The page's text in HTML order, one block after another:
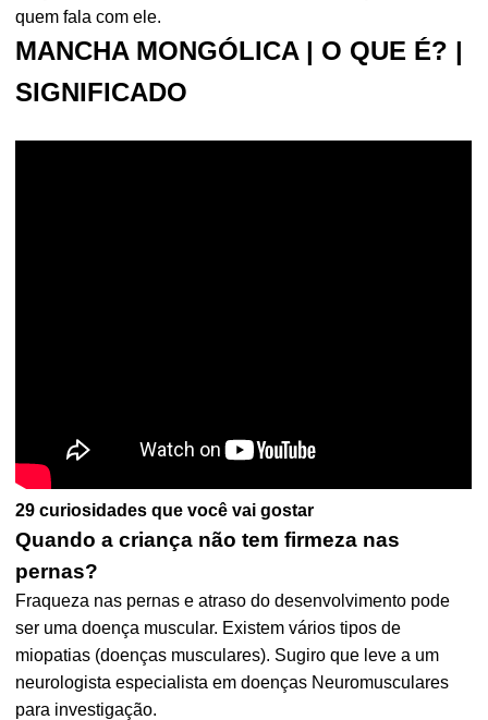
quem fala com ele.
MANCHA MONGÓLICA | O QUE É? |
SIGNIFICADO
29 curiosidades que você vai gostar
Quando a criança não tem firmeza nas
pernas?
Fraqueza nas pernas e atraso do desenvolvimento pode
ser uma doença muscular. Existem vários tipos de
miopatias (doenças musculares). Sugiro que leve a um
neurologista especialista em doenças Neuromusculares
para investigação.